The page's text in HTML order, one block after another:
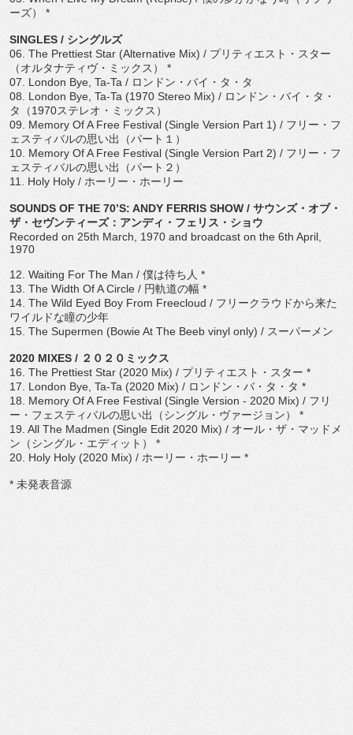
ーズ）
*
SINGLES / シングルズ
06. The Prettiest Star (Alternative Mix) / プリティエスト・スター
（オルタナティヴ・ミックス）
*
07. London Bye, Ta-Ta / ロンドン・バイ・タ・タ
08. London Bye, Ta-Ta (1970 Stereo Mix) / ロンドン・バイ・タ・
タ（1970ステレオ・ミックス）
09. Memory Of A Free Festival (Single Version Part 1) / フリー・フ
ェスティバルの思い出（パート１）
10. Memory Of A Free Festival (Single Version Part 2) / フリー・フ
ェスティバルの思い出（パート２）
11. Holy Holy / ホーリー・ホーリー
SOUNDS OF THE 70’S: ANDY FERRIS SHOW / サウンズ・オブ・
ザ・セヴンティーズ：アンディ・フェリス・ ショウ
Recorded on 25th March, 1970 and broadcast on the 6th April,
1970
12. Waiting For The Man / 僕は待ち人 *
13. The Width Of A Circle / 円軌道の幅 *
14. The Wild Eyed Boy From Freecloud / フリークラウドから来た
ワイルドな瞳の少年
15. The Supermen (Bowie At The Beeb vinyl only) / スーパーメン
2020 MIXES / ２０２０ミックス
16. The Prettiest Star (2020 Mix) / プリティエスト・スター *
17. London Bye, Ta-Ta (2020 Mix) / ロンドン・バ・タ・タ *
18. Memory Of A Free Festival (Single Version - 2020 Mix) / フリ
ー・フェスティバルの思い出（シングル・ヴァージョン）
*
19. All The Madmen (Single Edit 2020 Mix) / オール・ザ・マッドメ
ン（シングル・エディット）
*
20. Holy Holy (2020 Mix) / ホーリー・ホーリー *
* 未発表音源